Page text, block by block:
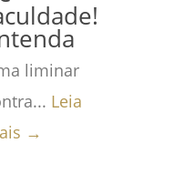
liminar
Leia
→